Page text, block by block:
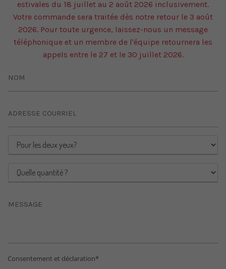
estivales du 18 juillet au 2 août 2026 inclusivement.
Votre commande sera traitée dès notre retour le 3 août
2026. Pour toute urgence, laissez-nous un message
téléphonique et un membre de l'équipe retournera les
appels entre le 27 et le 30 juillet 2026.
Consentement et déclaration*